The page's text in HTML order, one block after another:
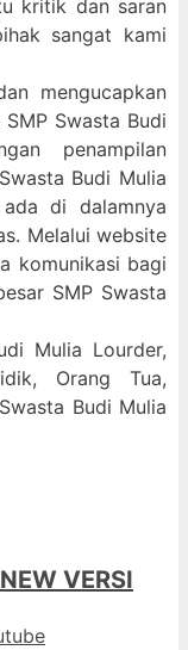
kritik dan saran
sangat kami
mengucapkan
Swasta Budi
penampilan
Budi Mulia
di dalamnya
Melalui website
komunikasi bagi
SMP Swasta
Mulia Lourder,
Orang Tua,
Budi Mulia
VERSI